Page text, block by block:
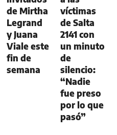
de Mirtha
Legrand
y Juana
Viale este
fin de
semana
víctimas
de Salta
2141 con
un minuto
de
silencio:
“Nadie
fue preso
por lo que
pasó”